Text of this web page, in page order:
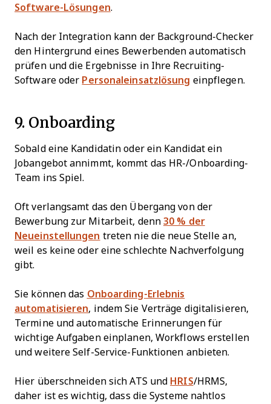
Software-Lösungen.
Nach der Integration kann der Background-Checker
den Hintergrund eines Bewerbenden automatisch
prüfen und die Ergebnisse in Ihre Recruiting-
Software oder Personaleinsatzlösung einpflegen.
9. Onboarding
Sobald eine Kandidatin oder ein Kandidat ein
Jobangebot annimmt, kommt das HR-/Onboarding-
Team ins Spiel.
Oft verlangsamt das den Übergang von der
Bewerbung zur Mitarbeit, denn 30 % der
Neueinstellungen treten nie die neue Stelle an,
weil es keine oder eine schlechte Nachverfolgung
gibt.
Sie können das Onboarding-Erlebnis
automatisieren, indem Sie Verträge digitalisieren,
Termine und automatische Erinnerungen für
wichtige Aufgaben einplanen, Workflows erstellen
und weitere Self-Service-Funktionen anbieten.
Hier überschneiden sich ATS und HRIS/HRMS,
daher ist es wichtig, dass die Systeme nahtlos